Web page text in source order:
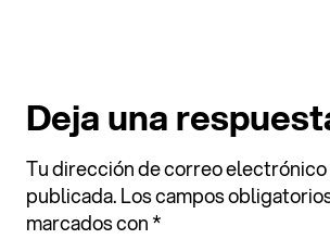
Deja una
Tu dirección de correo electrónico
publicada.Los campos
marcados con*